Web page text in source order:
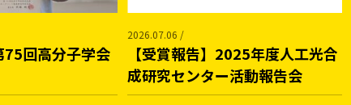
75回高分子学会
2026.07.06 /
【受賞報告】2025年度人工光合
成研究センター活動報告会